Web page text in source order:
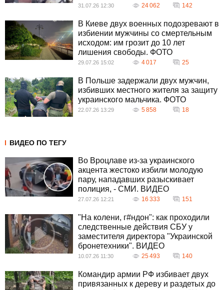
31.07.26 12:30 24 062 142
В Киеве двух военных подозревают в
избиении мужчины со смертельным
исходом: им грозит до 10 лет
лишения свободы. ФОТО
29.07.26 15:02 4 017 25
В Польше задержали двух мужчин,
избивших местного жителя за защиту
украинского мальчика. ФОТО
22.07.26 13:29 5 858 18
ВИДЕО ПО ТЕГУ
Во Вроцлаве из-за украинского
акцента жестоко избили молодую
пару, нападавших разыскивает
полиция, - СМИ. ВИДЕО
27.07.26 12:21 16 333 151
"На колени, г#ндон": как проходили
следственные действия СБУ у
заместителя директора "Украинской
бронетехники". ВИДЕО
10.07.26 11:30 25 493 140
Командир армии РФ избивает двух
привязанных к дереву и раздетых до